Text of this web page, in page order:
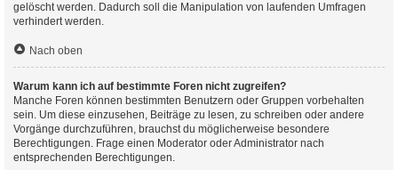
gelöscht werden. Dadurch soll die Manipulation von laufenden Umfragen
verhindert werden.
Nach oben
Warum kann ich auf bestimmte Foren nicht zugreifen?
Manche Foren können bestimmten Benutzern oder Gruppen vorbehalten
sein. Um diese einzusehen, Beiträge zu lesen, zu schreiben oder andere
Vorgänge durchzuführen, brauchst du möglicherweise besondere
Berechtigungen. Frage einen Moderator oder Administrator nach
entsprechenden Berechtigungen.